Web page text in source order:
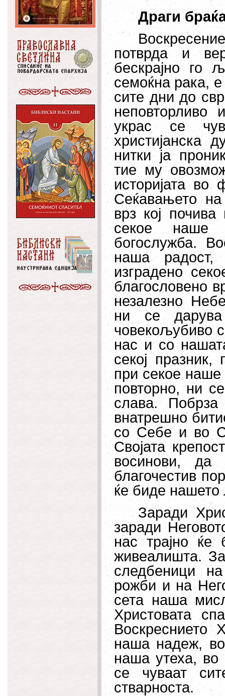
Драги
потврда и
бескрајно го
семоќна рака,
сите дни до
неповторливо
украс се
христијанска
нитки јa
тие му
историјата во
Сеќавањето
врз кој
секое наше
богослужба.
наша радост,
изградено
благословено
незалезно
ни се
човекољубиво
нас и со
секој
при секое
повторно, ни
слава.
внатрешно
со Себе и во
Својата
восинови,
благочестив
ќе биде нашето
Заради
заради
нас трајно ќе
живеалишта.
следбеници
рожби и на
сета наша
Христовата
Воскреснието
наша надеж, во
наша утеха, во
се чуваат
стварноста.